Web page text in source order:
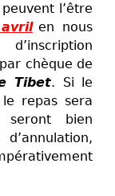
l’être
en nous
chèque de
Tibet. Si le
le repas sera
bien